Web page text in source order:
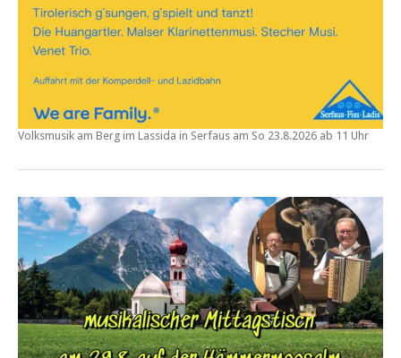
Volksmusik am Berg im Lassida in Serfaus am So 23.8.2026 ab 11 Uhr